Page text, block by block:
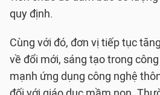
quy định.
Cùng với đó, đơn vị tiếp tục
về đổi mới, sáng tạo trong
mạnh ứng dụng công nghệ